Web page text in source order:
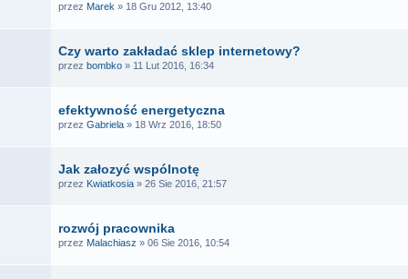
przez Marek » 18 Gru 2012, 13:40
Czy warto zakładać sklep internetowy?
przez bombko » 11 Lut 2016, 16:34
efektywność energetyczna
przez Gabriela » 18 Wrz 2016, 18:50
Jak załozyć wspólnotę
przez Kwiatkosia » 26 Sie 2016, 21:57
rozwój pracownika
przez Malachiasz » 06 Sie 2016, 10:54